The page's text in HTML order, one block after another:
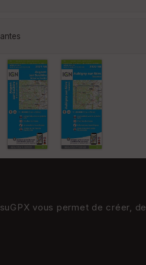
vous permet de créer,